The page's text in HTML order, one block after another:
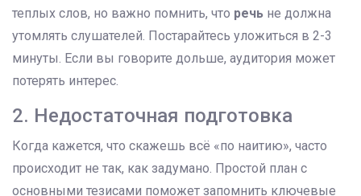
теплых слов, но важно помнить, что речь не должна
утомлять слушателей. Постарайтесь уложиться в 2-3
минуты. Если вы говорите дольше, аудитория может
потерять интерес.
2. Недостаточная подготовка
Когда кажется, что скажешь всё «по наитию», часто
происходит не так, как задумано. Простой план с
основными тезисами поможет запомнить ключевые